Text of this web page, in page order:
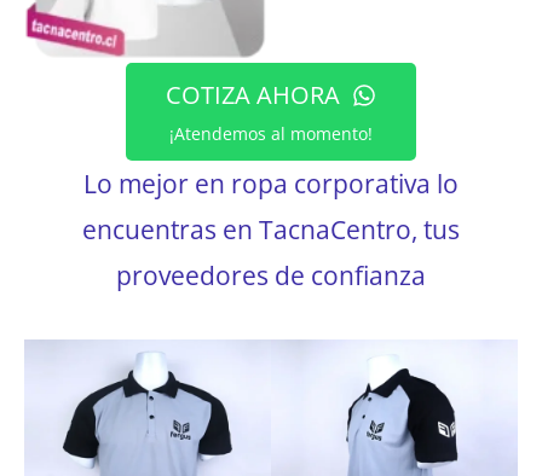
COTIZA AHORA
¡Atendemos al momento!
Lo mejor en ropa corporativa lo
encuentras en TacnaCentro, tus
proveedores de confianza